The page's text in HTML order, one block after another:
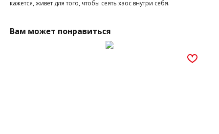
кажется, живет для того, чтобы сеять хаос внутри себя.
Вам может понравиться